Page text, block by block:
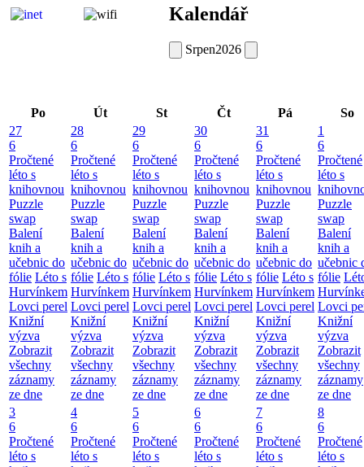
Kalendář
Srpen2026
Po Út St Čt Pá
So
27
6
Pročtené
léto s
knihovnou
Puzzle
swap
Balení
knih a
učebnic do
fólie Léto s
Hurvínkem
Lovci perel
Knižní
výzva
Zobrazit
všechny
záznamy
ze dne
28
6
Pročtené
léto s
knihovnou
Puzzle
swap
Balení
knih a
učebnic do
fólie Léto s
Hurvínkem
Lovci perel
Knižní
výzva
Zobrazit
všechny
záznamy
ze dne
29
6
Pročtené
léto s
knihovnou
Puzzle
swap
Balení
knih a
učebnic do
fólie Léto s
Hurvínkem
Lovci perel
Knižní
výzva
Zobrazit
všechny
záznamy
ze dne
30
6
Pročtené
léto s
knihovnou
Puzzle
swap
Balení
knih a
učebnic do
fólie Léto s
Hurvínkem
Lovci perel
Knižní
výzva
Zobrazit
všechny
záznamy
ze dne
31
6
Pročtené
léto s
knihovnou
Puzzle
swap
Balení
knih a
učebnic do
fólie Léto s
Hurvínkem
Lovci perel
Knižní
výzva
Zobrazit
všechny
záznamy
ze dne
1
6
Pročtené
léto s
Puzzle
swap
Balení
knih a
učebnic
fólie
Lovci
Knižní
výzva
Zobrazit
všechny
záznamy
ze dne
3
6
Pročtené
léto s
4
6
Pročtené
léto s
5
6
Pročtené
léto s
6
6
Pročtené
léto s
7
6
Pročtené
léto s
8
6
Pročtené
léto s